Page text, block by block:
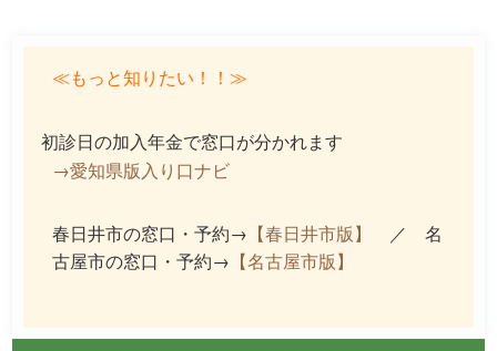
≪もっと知りたい！！≫
初診日の加入年金で窓口が分かれます
→愛知県版入り口ナビ
春日井市の窓口・予約→ 【春日井市版】
／ 名
古屋市の窓口・予約→ 【名古屋市版】